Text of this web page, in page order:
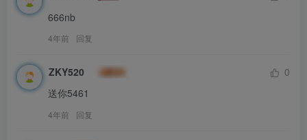
666nb
4年前 回复
ZKY520
0
送你5461
4年前 回复